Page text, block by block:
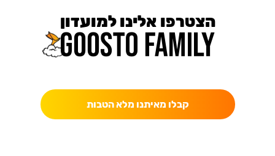
הצטרפו אלינו למועדון
קבלו מאיתנו מלא הטבות